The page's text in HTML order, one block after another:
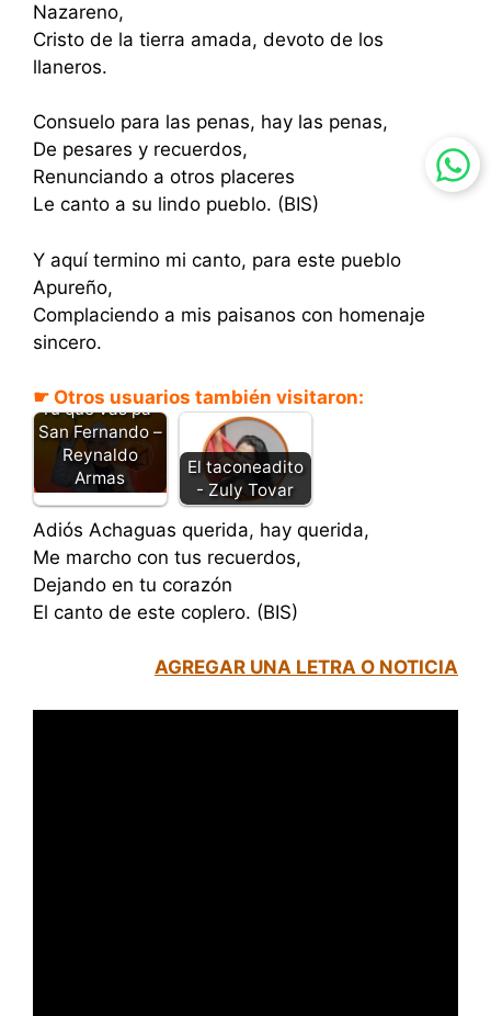
Nazareno,
Cristo de la tierra amada, devoto de los
llaneros.
Consuelo para las penas, hay las penas,
De pesares y recuerdos,
Renunciando a otros placeres
Le canto a su lindo pueblo. (BIS)
Y aquí termino mi canto, para este pueblo
Apureño,
Complaciendo a mis paisanos con homenaje
sincero.
☛ Otros usuarios también visitaron:
Tu que vas pa´
San Fernando –
Reynaldo
Armas
El taconeadito
- Zuly Tovar
Adiós Achaguas querida, hay querida,
Me marcho con tus recuerdos,
Dejando en tu corazón
El canto de este coplero. (BIS)
AGREGAR UNA LETRA O NOTICIA